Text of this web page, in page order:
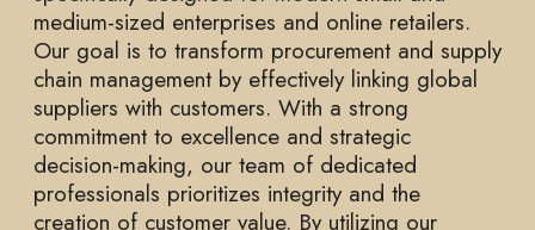
medium-sized enterprises and online retailers.
Our goal is to transform procurement and supply
chain management by effectively linking global
suppliers with customers. With a strong
commitment to excellence and strategic
decision-making, our team of dedicated
professionals prioritizes integrity and the
creation of customer value. By utilizing our